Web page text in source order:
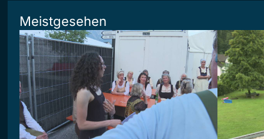
Meistgesehen